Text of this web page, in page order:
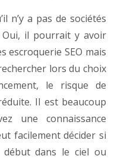
n’y a pas de sociétés
Oui, il pourrait y avoir
escroquerie SEO mais
lors du choix
le risque de
Il est beaucoup
une connaissance
facilement décider si
dans le ciel ou